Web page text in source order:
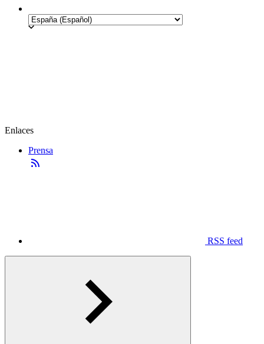
Enlaces
Prensa
RSS feed